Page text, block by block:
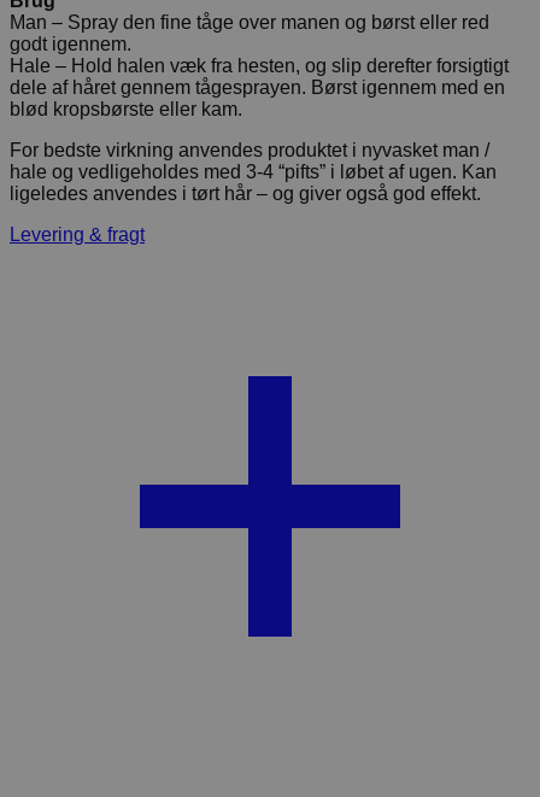
Man – Spray den fine tåge over manen og børst eller red
godt igennem.
Hale – Hold halen væk fra hesten, og slip derefter forsigtigt
dele af håret gennem tågesprayen. Børst igennem med en
blød kropsbørste eller kam.
For bedste virkning anvendes produktet i nyvasket man /
hale og vedligeholdes med 3-4 “pifts” i løbet af ugen. Kan
ligeledes anvendes i tørt hår – og giver også god effekt.
Levering & fragt